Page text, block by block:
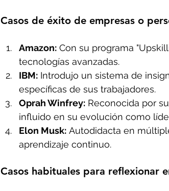
Casos de éxito de empresas o
Amazon: Con su programa
tecnologías avanzadas.
IBM: Introdujo un sistema de
específicas de sus trabajadores.
Oprah Winfrey: Reconocida por
influido en su evolución como
Elon Musk: Autodidacta en
aprendizaje continuo.
Casos habituales para reflexionar